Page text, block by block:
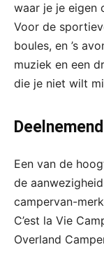
waar je je eigen
Voor de
boules, en ’s
muziek en een
die je niet wilt
Een van de
de
campervan-
C’est la Vie
Overland